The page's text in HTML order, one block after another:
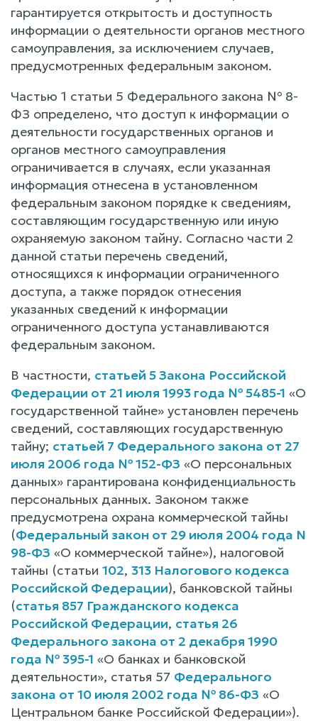
гарантируется открытость и доступность
информации о деятельности органов местного
самоуправления, за исключением случаев,
предусмотренных федеральным законом.
Частью 1 статьи 5 Федерального закона № 8-
ФЗ определено, что доступ к информации о
деятельности государственных органов и
органов местного самоуправления
ограничивается в случаях, если указанная
информация отнесена в установленном
федеральным законом порядке к сведениям,
составляющим государственную или иную
охраняемую законом тайну. Согласно части 2
данной статьи перечень сведений,
относящихся к информации ограниченного
доступа, а также порядок отнесения
указанных сведений к информации
ограниченного доступа устанавливаются
федеральным законом.
В частности, статьей 5 Закона Российской
Федерации от 21 июля 1993 года № 5485-1 «О
государственной тайне» установлен перечень
сведений, составляющих государственную
тайну; статьей 7 Федерального закона от 27
июля 2006 года № 152-ФЗ «О персональных
данных» гарантирована конфиденциальность
персональных данных. Законом также
предусмотрена охрана коммерческой тайны
(Федеральный закон от 29 июля 2004 года N
98-ФЗ «О коммерческой тайне»), налоговой
тайны (статьи 102, 313 Налогового кодекса
Российской Федерации), банковской тайны
(статья 857 Гражданского кодекса
Российской Федерации, статья 26
Федерального закона от 2 декабря 1990
года № 395-1 «О банках и банковской
деятельности», статья 57 Федерального
закона от 10 июля 2002 года № 86-ФЗ «О
Центральном банке Российской Федерации»).